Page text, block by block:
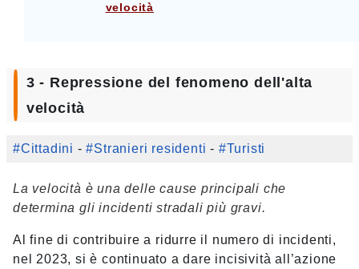
velocità
3 - Repressione del fenomeno dell'alta
velocità
#Cittadini -#Stranieri residenti - #Turisti
La velocità è una delle cause principali che
determina gli incidenti stradali più gravi.
Al fine di contribuire a ridurre il numero di incidenti,
nel 2023, si è continuato a dare incisività all’azione